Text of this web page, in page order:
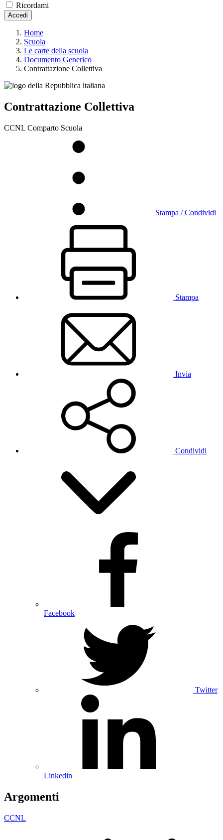
Ricordami
Accedi
Home
Scuola
Le carte della scuola
Documento Generico
Contrattazione Collettiva
Contrattazione Collettiva
CCNL Comparto Scuola
Stampa / Condividi
Stampa
Invia
Condividi
Facebook
Twitter
Linkedin
Argomenti
CCNL